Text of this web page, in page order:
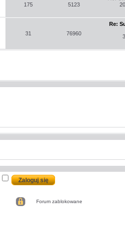
175 5123
31 76960
Re:
Forum zablokowane